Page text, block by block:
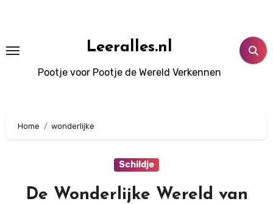
Leeralles.nl
Pootje voor Pootje de Wereld Verkennen
Home wonderlijke
Schildje
De Wonderlijke Wereld van